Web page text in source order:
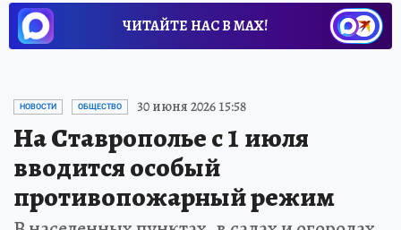
ЧИТАЙТЕ НАС В МАХ!
НОВОСТИ ОБЩЕСТВО 30 июня 2026 15:58
На Ставрополье с 1 июля
вводится особый
противопожарный режим